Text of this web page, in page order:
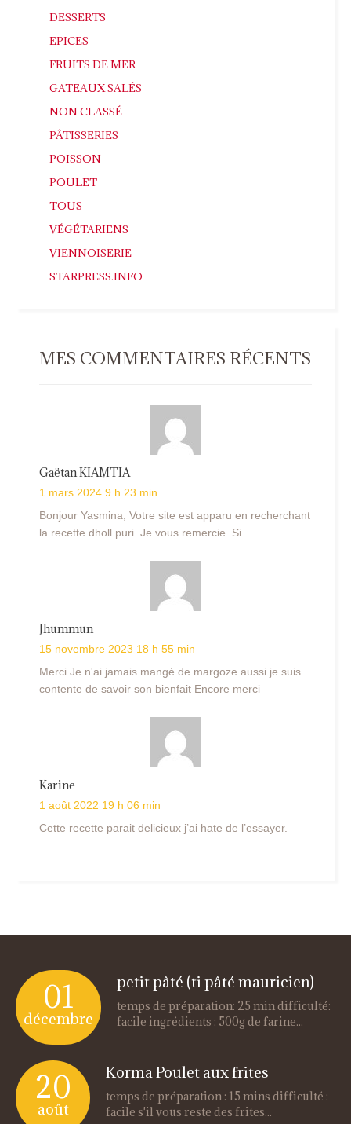
DESSERTS
EPICES
FRUITS DE MER
GATEAUX SALÉS
NON CLASSÉ
PÂTISSERIES
POISSON
POULET
TOUS
VÉGÉTARIENS
VIENNOISERIE
STARPRESS.INFO
MES COMMENTAIRES RÉCENTS
Gaëtan KIAMTIA
1 mars 2024 9 h 23 min
Bonjour Yasmina, Votre site est apparu en recherchant
la recette dholl puri. Je vous remercie. Si...
Jhummun
15 novembre 2023 18 h 55 min
Merci Je n'ai jamais mangé de margoze aussi je suis
contente de savoir son bienfait Encore merci
Karine
1 août 2022 19 h 06 min
Cette recette parait delicieux j’ai hate de l’essayer.
01
décembre
petit pâté (ti pâté mauricien)
temps de préparation: 25 min difficulté:
facile ingrédients : 500g de farine...
20
août
Korma Poulet aux frites
temps de préparation : 15 mins difficulté :
facile s'il vous reste des frites...